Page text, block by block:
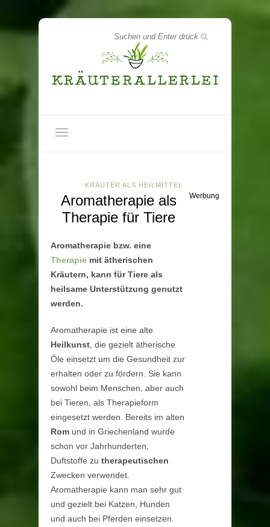
KRÄUTER ALS HEILMITTEL
Aromatherapie als
Therapie für Tiere
Werbung
Aromatherapie bzw. eine
Therapie mit ätherischen
Kräutern, kann für Tiere als
heilsame Unterstützung genutzt
werden.
Aromatherapie ist eine alte
Heilkunst , die gezielt ätherische
Öle einsetzt um die Gesundheit zur
erhalten oder zu fördern. Sie kann
sowohl beim Menschen, aber auch
bei Tieren, als Therapieform
eingesetzt werden. Bereits im alten
Rom und in Griechenland wurde
schon vor Jahrhunderten,
Duftstoffe zu therapeutischen
Zwecken verwendet.
Aromatherapie kann man sehr gut
und gezielt bei Katzen, Hunden
und auch bei Pferden einsetzen.